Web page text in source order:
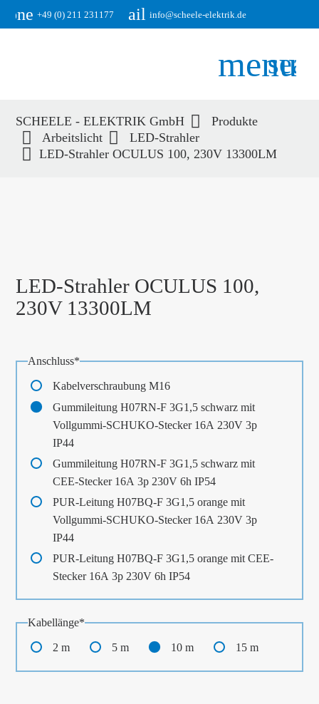
+49 (0) 211 231177email info@scheele-elektrik.de
menu
Suchbegriffe
SCHEELE - ELEKTRIK GmbH
Produkte
Arbeitslicht
LED-Strahler
LED-Strahler OCULUS 100, 230V 13300LM
LED-Strahler OCULUS 100,
230V 13300LM
Pflichtfeld
Anschluss*
Kabelverschraubung M16
Gummileitung H07RN-F 3G1,5 schwarz mit
Vollgummi-SCHUKO-Stecker 16A 230V 3p
IP44
Gummileitung H07RN-F 3G1,5 schwarz mit
CEE-Stecker 16A 3p 230V 6h IP54
PUR-Leitung H07BQ-F 3G1,5 orange mit
Vollgummi-SCHUKO-Stecker 16A 230V 3p
IP44
PUR-Leitung H07BQ-F 3G1,5 orange mit CEE-
Stecker 16A 3p 230V 6h IP54
Pflichtfeld
Kabellänge*
2 m 5 m 10 m 15 m